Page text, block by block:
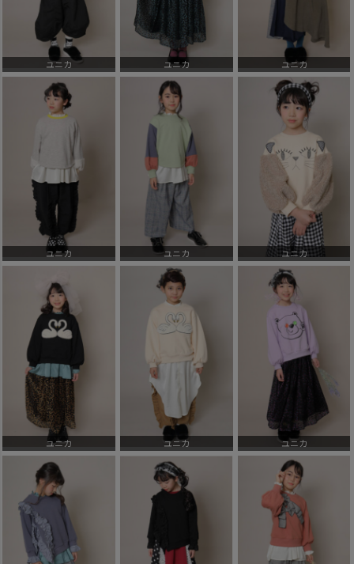
ユニカ ユニカ ユニカ
ユニカ ユニカ ユニカ
ユニカ ユニカ ユニカ